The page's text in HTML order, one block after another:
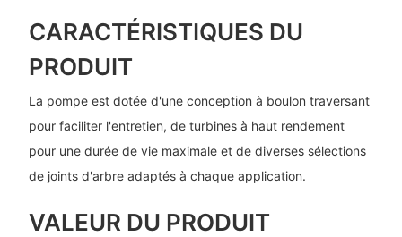
CARACTÉRISTIQUES DU
PRODUIT
La pompe est dotée d'une conception à boulon traversant
pour faciliter l'entretien, de turbines à haut rendement
pour une durée de vie maximale et de diverses sélections
de joints d'arbre adaptés à chaque application.
VALEUR DU PRODUIT